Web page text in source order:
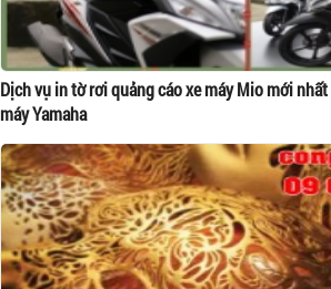
Dịch vụ in tờ rơi quảng cáo xe máy Mio mới
máy Yamaha